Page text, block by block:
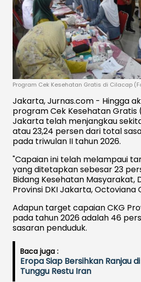
Program Cek Kesehatan Gratis di Cilacap
Jakarta, Jurnas.com - Hingga
program Cek Kesehatan Gratis
Jakarta telah menjangkau
atau 23,24 persen dari total
pada triwulan II tahun 2026.
"Capaian ini telah melampaui
yang ditetapkan sebesar 23
Bidang Kesehatan Masyarakat,
Provinsi DKI Jakarta, Octoviana
Adapun target capaian CKG
pada tahun 2026 adalah 46
sasaran penduduk.
Baca juga :
Eropa Siap Bersihkan Ranjau
Tunggu Restu Iran